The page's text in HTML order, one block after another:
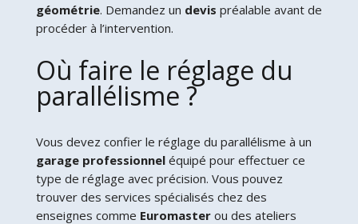
géométrie. Demandez un devis préalable avant de
procéder à l’intervention.
Où faire le réglage du
parallélisme ?
Vous devez confier le réglage du parallélisme à un
garage professionneléquipé pour effectuer ce
type de réglage avec précision. Vous pouvez
trouver des services spécialisés chez des
enseignes comme Euromasterou des ateliers